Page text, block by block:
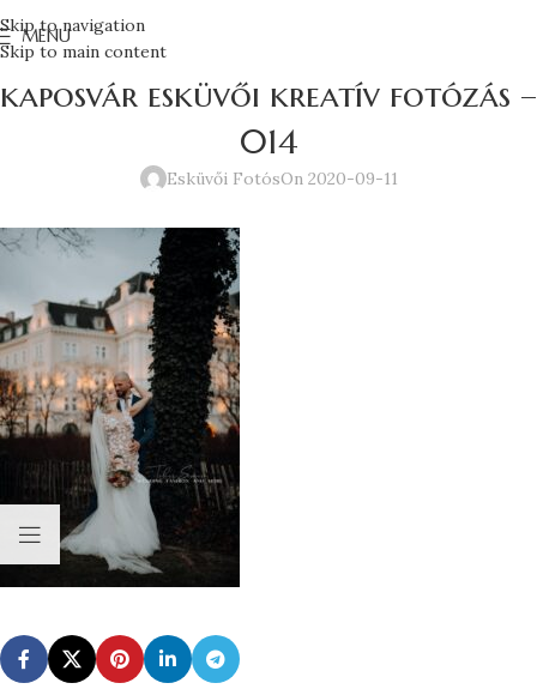
Skip to navigation
Skip to main content
MENU
kaposvár esküvői kreatív fotózás –
014
Esküvői FotósOn 2020-09-11